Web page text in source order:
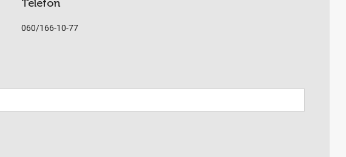
Telefon
060/166-10-77